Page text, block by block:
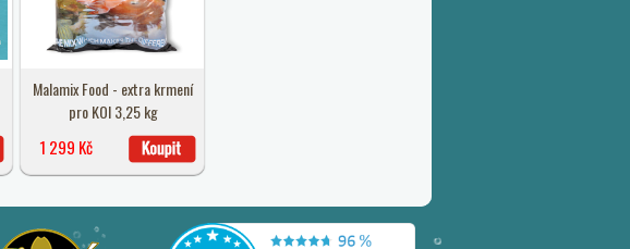
Malamix Food - extra krmení
pro KOI 3,25 kg
1 299 Kč